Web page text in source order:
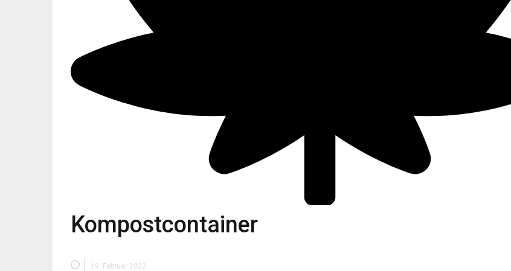
Kompostcontainer
19. Februar 2022